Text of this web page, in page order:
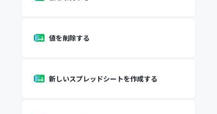
値を削除する
新しいスプレッドシートを作成する